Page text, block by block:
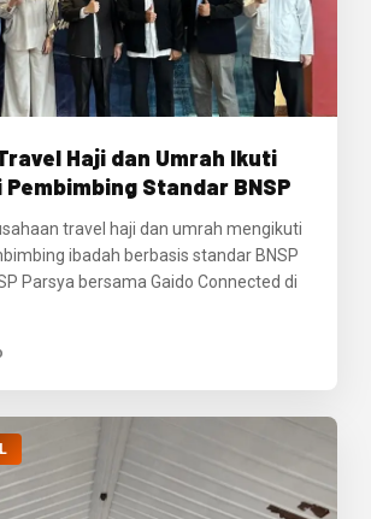
Haji dan Umrah Ikuti
Standar BNSP
travel haji dan umrah mengikuti
ibadah berbasis standar BNSP
Parsya bersama Gaido Connected di